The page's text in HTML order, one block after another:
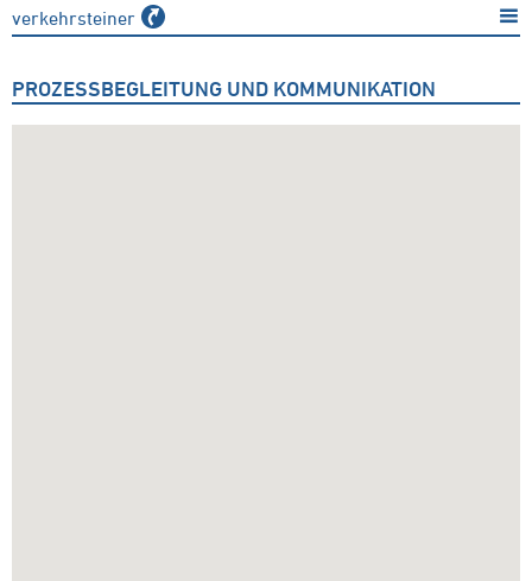
verkehrsteiner
PROZESSBEGLEITUNG UND KOMMUNIKATION